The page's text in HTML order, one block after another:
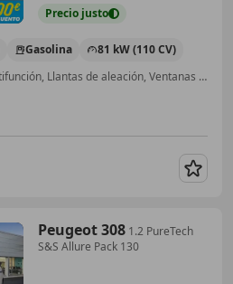
Precio justo
Gasolina
81 kW (110 CV)
Sensor de lluvia, Volante multifunción, Llantas de aleación, Ventanas tintadas, Faros antiniebla, Climatizador automático, USB, Bluetooth
Peugeot 308 1.2 PureTech
S&S Allure Pack 130